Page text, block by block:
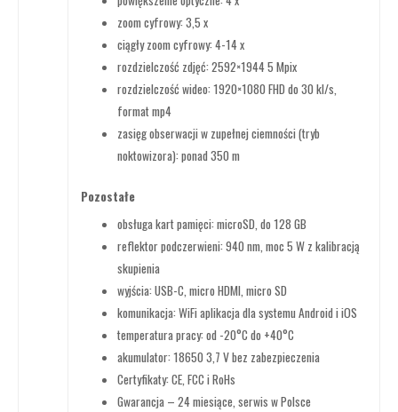
zoom cyfrowy: 3,5 x
ciągły zoom cyfrowy: 4-14 x
rozdzielczość zdjęć: 2592×1944 5 Mpix
rozdzielczość wideo: 1920×1080 FHD do 30 kl/s,
format mp4
zasięg obserwacji w zupełnej ciemności (tryb
noktowizora): ponad 350 m
Pozostałe
obsługa kart pamięci: microSD, do 128 GB
reflektor podczerwieni: 940 nm, moc 5 W z kalibracją
skupienia
wyjścia: USB-C, micro HDMI, micro SD
komunikacja: WiFi aplikacja dla systemu Android i iOS
temperatura pracy: od -20°C do +40°C
akumulator: 18650 3,7 V bez zabezpieczenia
Certyfikaty: CE, FCC i RoHs
Gwarancja – 24 miesiące, serwis w Polsce